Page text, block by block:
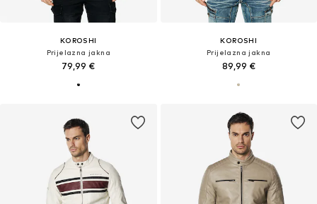
KOROSHI
Prijelazna jakna
79,99 €
KOROSHI
Prijelazna jakna
89,99 €